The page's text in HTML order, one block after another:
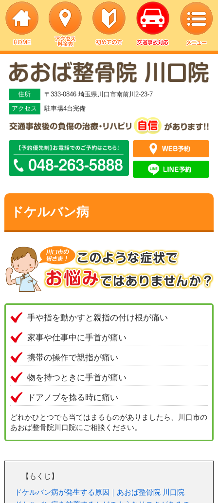
▼
▼
▼
住所
〒333-0846 埼玉県川口市南前川2-23-7
アクセス
駐車場4台完備
ドケルバン病
手や指を動かすと親指の付け根が痛い
家事や仕事中に手首が痛い
携帯の操作で親指が痛い
物を持つときに手首が痛い
ドアノブを捻る時に痛い
どれかひとつでも当てはまるものがありましたら、川口市の
あおば整骨院川口院にご相談ください。
【もくじ】
ドケルバン病が発生する原因｜あおば整骨院 川口院